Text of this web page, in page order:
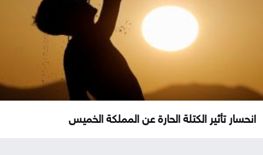
انحسار تأثير الكتلة الحارة عن المملكة الخميس